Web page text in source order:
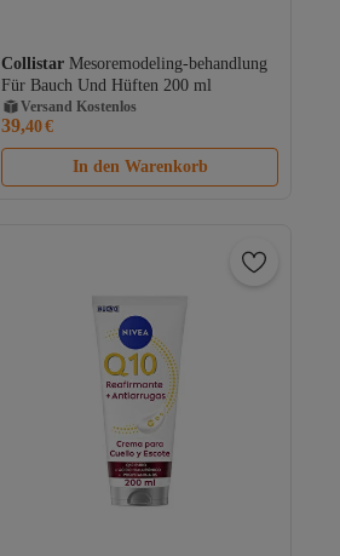
Collistar Mesoremodeling-behandlung
Für Bauch Und Hüften 200 ml
Versand Kostenlos
Gratis Versand
Versand Kostenlos
39,40€
In den Warenkorb